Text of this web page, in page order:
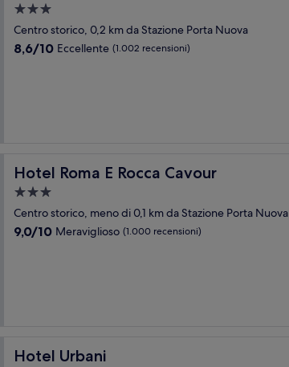
Struttura
a
3.0
Centro storico, 0,2 km da Stazione Porta Nuova
8.6
8,6/10 Eccellente (1.002 recensioni)
Hotel Roma E Rocca Cavour
Hotel Roma E Rocca Cavour
Struttura
a
3.0
Centro storico, meno di 0,1 km da Stazione Porta Nuova
9.0
9,0/10 Meraviglioso (1.000 recensioni)
Hotel Urbani
Hotel Urbani